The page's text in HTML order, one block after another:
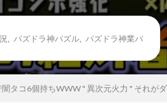
パズドラ神パズル
パズドラ神業パ
タコ6個持ちWWW " 異次元火力 " それが